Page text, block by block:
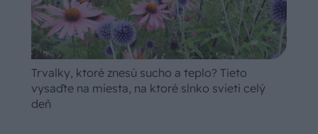
Trvalky, ktoré znesú sucho a teplo? Tieto
vysaďte na miesta, na ktoré slnko svieti celý
deň